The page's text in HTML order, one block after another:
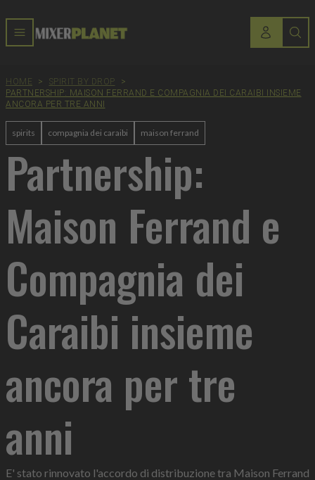
HOME > SPIRIT BY DROP
>
PARTNERSHIP: MAISON FERRAND E COMPAGNIA DEI CARAIBI INSIEME
ANCORA PER TRE ANNI
spirits compagnia dei caraibi maison ferrand
Partnership:
Maison Ferrand e
Compagnia dei
Caraibi insieme
ancora per tre
anni
E' stato rinnovato l'accordo di distribuzione tra Maison Ferrand